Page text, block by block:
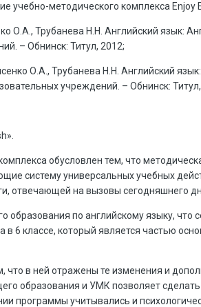
учебно-методического комплекса
О.А., Трубанева Н.Н. Английский язык:
– Обнинск: Титул, 2012;
О.А., Трубанева Н.Н. Английский
учреждений. – Обнинск:
обусловлен тем, что
систему универсальных учебных
отвечающей на вызовы сегодняшнего
по английскому языку, что
в 6 классе, который является частью
в ней отражены те изменения и
образования и УМК позволяет
программы учитывались и